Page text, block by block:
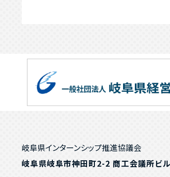
岐阜県インターンシップ推進協議会
岐阜県岐阜市神田町2-2 商工会議所ビ